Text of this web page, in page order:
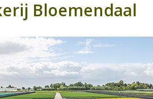
Bloemendaal